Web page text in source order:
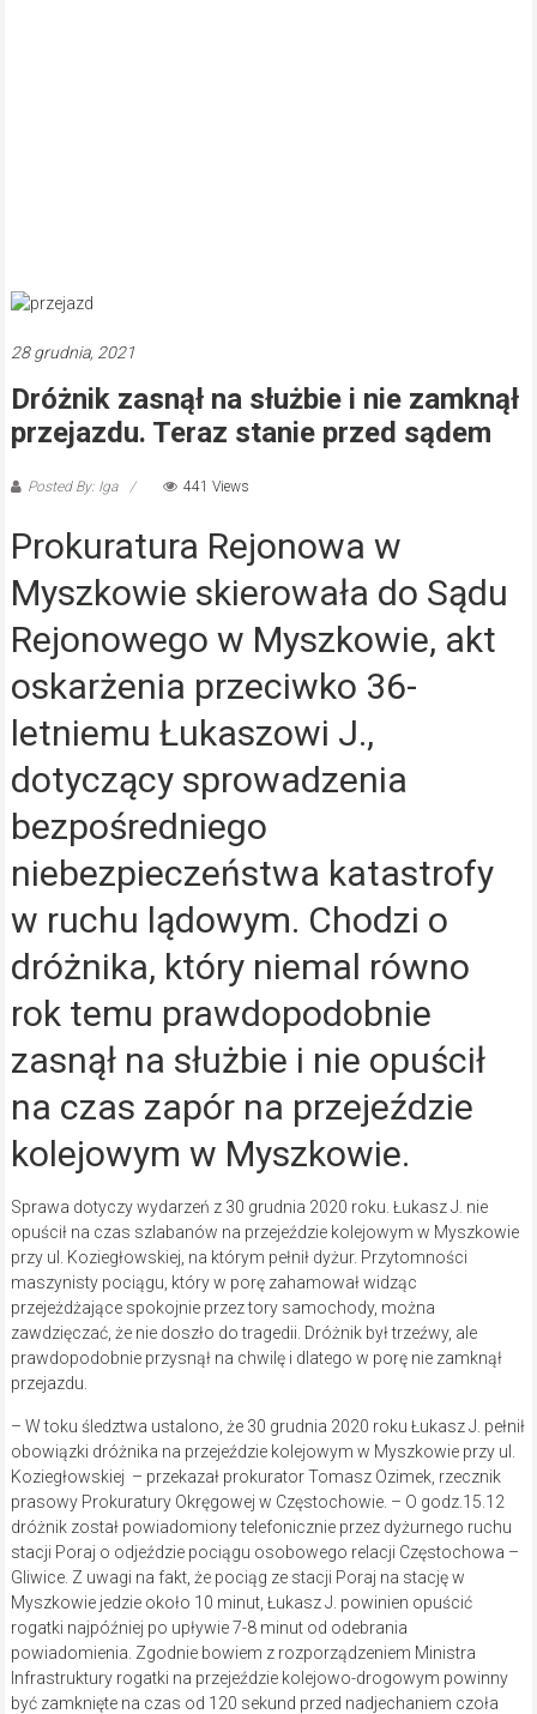
28 grudnia, 2021
Dróżnik zasnął na służbie i nie zamknął
przejazdu. Teraz stanie przed sądem
Posted By: Iga 441 Views
Prokuratura Rejonowa w
Myszkowie skierowała do Sądu
Rejonowego w Myszkowie, akt
oskarżenia przeciwko 36-
letniemu Łukaszowi J.,
dotyczący sprowadzenia
bezpośredniego
niebezpieczeństwa katastrofy
w ruchu lądowym. Chodzi o
dróżnika, który niemal równo
rok temu prawdopodobnie
zasnął na służbie i nie opuścił
na czas zapór na przejeździe
kolejowym w Myszkowie.
Sprawa dotyczy wydarzeń z 30 grudnia 2020 roku. Łukasz J. nie
opuścił na czas szlabanów na przejeździe kolejowym w Myszkowie
przy ul. Koziegłowskiej, na którym pełnił dyżur. Przytomności
maszynisty pociągu, który w porę zahamował widząc
przejeżdżające spokojnie przez tory samochody, można
zawdzięczać, że nie doszło do tragedii. Dróżnik był trzeźwy, ale
prawdopodobnie przysnął na chwilę i dlatego w porę nie zamknął
przejazdu.
– W toku śledztwa ustalono, że 30 grudnia 2020 roku Łukasz J. pełnił
obowiązki dróżnika na przejeździe kolejowym w Myszkowie przy ul.
Koziegłowskiej – przekazał prokurator Tomasz Ozimek, rzecznik
prasowy Prokuratury Okręgowej w Częstochowie. – O godz.15.12
dróżnik został powiadomiony telefonicznie przez dyżurnego ruchu
stacji Poraj o odjeździe pociągu osobowego relacji Częstochowa –
Gliwice. Z uwagi na fakt, że pociąg ze stacji Poraj na stację w
Myszkowie jedzie około 10 minut, Łukasz J. powinien opuścić
rogatki najpóźniej po upływie 7-8 minut od odebrania
powiadomienia. Zgodnie bowiem z rozporządzeniem Ministra
Infrastruktury rogatki na przejeździe kolejowo-drogowym powinny
być zamknięte na czas od 120 sekund przed nadjechaniem czoła